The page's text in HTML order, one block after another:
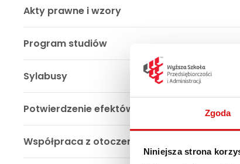
Zgoda
Niniejsza strona
Akty prawne i wzory
Program studiów
Sylabusy
Potwierdzenie efektów uczenia się
Współpraca z otoczeniem gospodarczym